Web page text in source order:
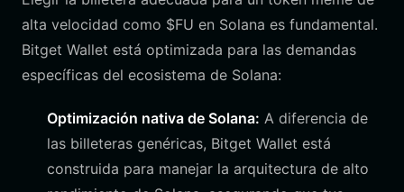
alta velocidad como $FU en Solana es fundamental.
Bitget Wallet está optimizada para las demandas
específicas del ecosistema de Solana:
Optimización nativa de Solana: A diferencia de
las billeteras genéricas, Bitget Wallet está
construida para manejar la arquitectura de alto